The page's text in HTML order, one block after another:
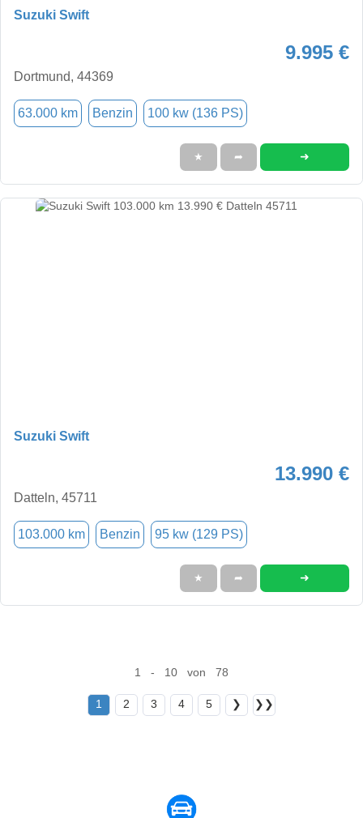
Suzuki Swift
9.995 €
Dortmund, 44369
63.000 km Benzin 100 kw (136 PS)
★ ➦ ➜
Suzuki Swift
13.990 €
Datteln, 45711
103.000 km Benzin 95 kw (129 PS)
★ ➦ ➜
1 - 10 von 78
1 2 3 4 5 ❯ ❯❯